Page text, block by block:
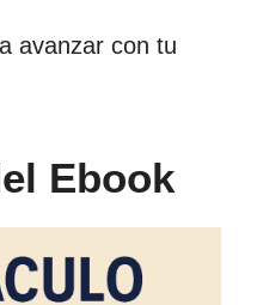
avanzar con tu
Ebook